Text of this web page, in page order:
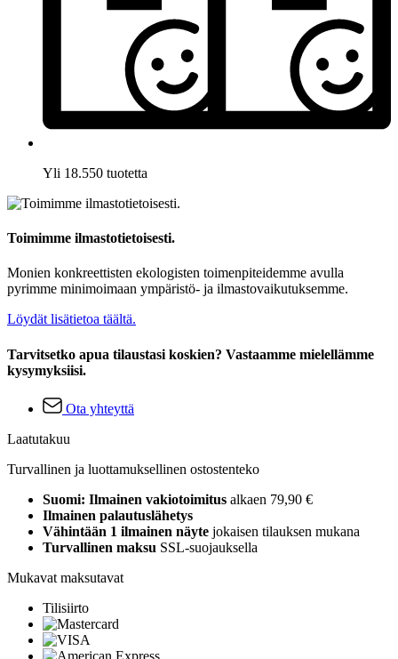
Yli 18.550 tuotetta
Toimimme ilmastotietoisesti.
Monien konkreettisten ekologisten toimenpiteidemme avulla
pyrimme minimoimaan ympäristö- ja ilmastovaikutuksemme.
Löydät lisätietoa täältä.
Tarvitsetko apua tilaustasi koskien? Vastaamme mielellämme
kysymyksiisi.
Ota yhteyttä
Laatutakuu
Turvallinen ja luottamuksellinen ostostenteko
Suomi: Ilmainen vakiotoimitus alkaen 79,90 €
Ilmainen palautuslähetys
Vähintään 1 ilmainen näyte jokaisen tilauksen mukana
Turvallinen maksu SSL-suojauksella
Mukavat maksutavat
Tilisiirto